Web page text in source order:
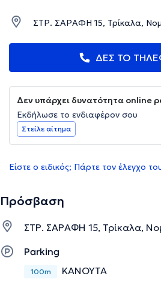
ΣΤΡ. ΣΑΡΑΦΗ 15, Τρίκαλα,
ΔΕΣ ΤΟ
Δεν υπάρχει δυνατότητα online
Εκδήλωσε το ενδιαφέρον σου
Στείλε αίτημα
Είστε ο ειδικός; Πάρτε τον έλεγχο
Πρόσβαση
ΣΤΡ. ΣΑΡΑΦΗ 15, Τρίκαλα,
Parking
100m ΚΑΝΟΥΤΑ